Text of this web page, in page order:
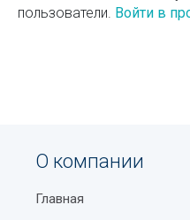
пользователи. Войти в
О компании
Главная